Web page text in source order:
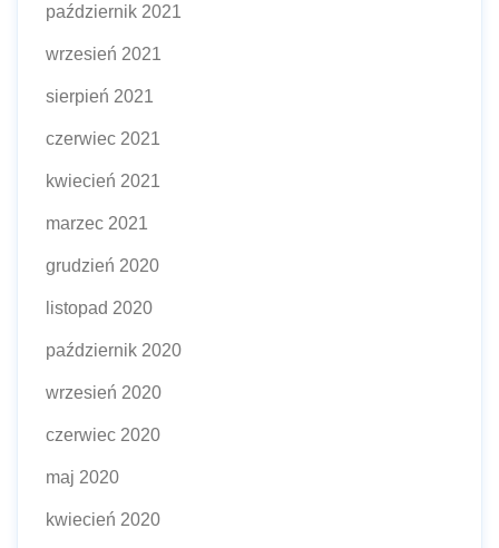
październik 2021
wrzesień 2021
sierpień 2021
czerwiec 2021
kwiecień 2021
marzec 2021
grudzień 2020
listopad 2020
październik 2020
wrzesień 2020
czerwiec 2020
maj 2020
kwiecień 2020